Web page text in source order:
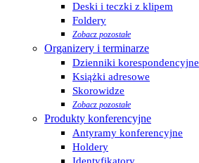
Deski i teczki z klipem
Foldery
Zobacz pozostałe
Organizery i terminarze
Dzienniki korespondencyjne
Książki adresowe
Skorowidze
Zobacz pozostałe
Produkty konferencyjne
Antyramy konferencyjne
Holdery